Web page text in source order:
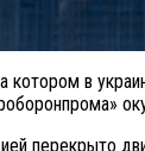
котором в
перекрыто